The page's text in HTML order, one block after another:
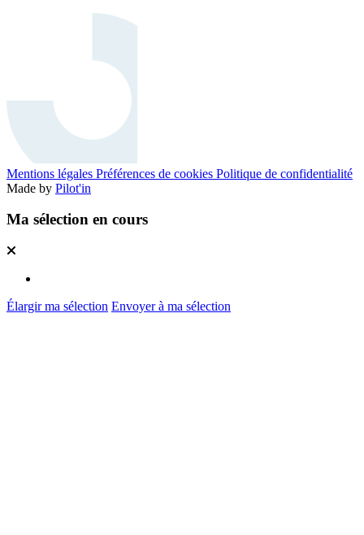
Mentions légales Préférences de cookies Politique de confidentialité
Made by Pilot'in
Ma sélection en cours
Élargir ma sélection Envoyer à ma sélection